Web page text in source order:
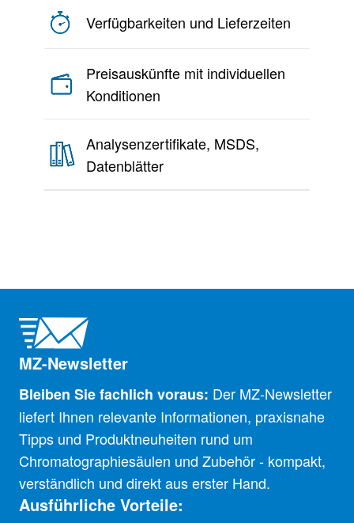
Verfügbarkeiten und Lieferzeiten
Preisauskünfte mit individuellen
Konditionen
Analysenzertifikate, MSDS,
Datenblätter
MZ-Newsletter
Bleiben Sie fachlich voraus: Der MZ-Newsletter
liefert Ihnen relevante Informationen, praxisnahe
Tipps und Produktneuheiten rund um
Chromatographiesäulen und Zubehör - kompakt,
verständlich und direkt aus erster Hand.
Ausführliche Vorteile: